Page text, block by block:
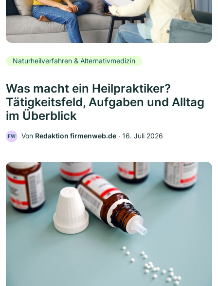
Naturheilverfahren & Alternativmedizin
Was macht ein Heilpraktiker?
Tätigkeitsfeld, Aufgaben und Alltag
im Überblick
FW Von Redaktion firmenweb.de ‧ 16. Juli 2026